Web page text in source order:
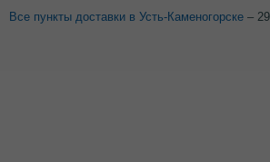
Все пункты доставки в Усть-Каменогорске –